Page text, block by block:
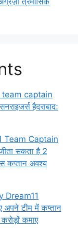
captain
हैदराबाद:
Team Captain
सकता है 2
कप्तान अवश्य
Dream11
टीम में कप्तान
कमाए